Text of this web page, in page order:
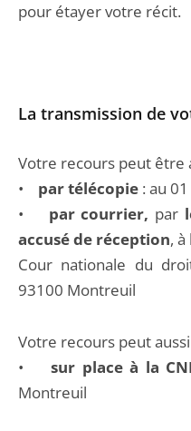
pour étayer votre récit.
La transmission de
Votre recours peut être
• par télécopie : au
• par courrier, par
accusé de réception, à
Cour nationale du
93100 Montreuil
Votre recours peut
• sur place à la
Montreuil